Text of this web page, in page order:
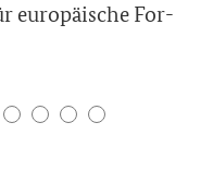
eu­ro­päi­sche For­